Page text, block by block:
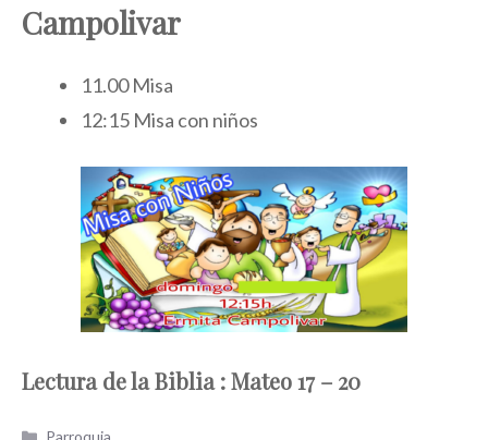
Campolivar
11.00 Misa
12:15 Misa con niños
Lectura de la Biblia: Mateo 17 – 20
Categorías
Parroquia